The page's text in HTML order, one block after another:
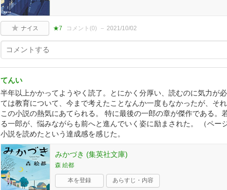
ナイス ★7 コメント(0) 2021/10/02
てんい
半年以上かかってようやく読了。とにかく分厚い、読むのに気力が
ては教育について、今まで考えたことなんか一度もなかったが、そ
この小説の熱気にあてられる。 特に最後の一郎の章が傑作である。
る一郎が、悩みながらも前へと進んでいく姿に励まされた。 （ペー
小説を読めたという達成感を感じた。
みかづき (集英社文庫)
森 絵都
本を登録 あらすじ・内容